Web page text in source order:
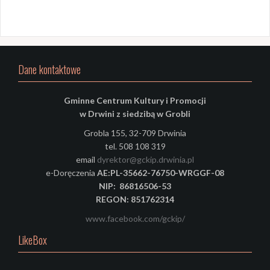
Dane kontaktowe
Gminne Centrum Kultury i Promocji
w Drwini z siedzibą w Grobli
Grobla 155, 32-709 Drwinia
tel. 508 108 319
email dyrektor@gckip.drwinia.pl
e-Doręczenia AE:PL-35662-76750-WRGGF-08
NIP: 86816506-53
REGON: 851762314
www.facebook.com/gckip/
LikeBox